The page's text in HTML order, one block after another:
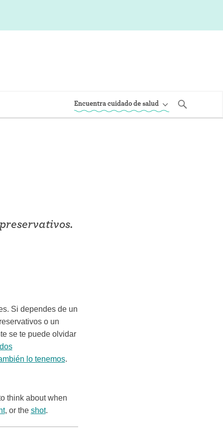
Encuentra cuidado de salud
Si dependes de un
o un
se te puede olvidar
lo tenemos.
think about when
, or the shot.